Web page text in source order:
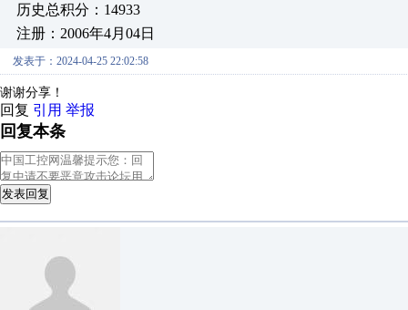
历史总积分：14933
注册：2006年4月04日
发表于：2024-04-25 22:02:58
谢谢分享！
回复 引用 举报
回复本条
发表回复